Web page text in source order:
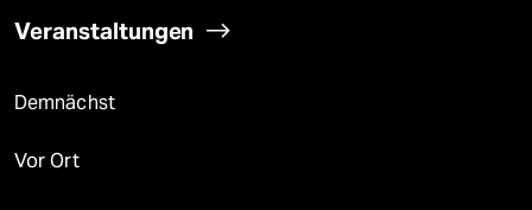
Veranstaltungen
Demnächst
Vor Ort